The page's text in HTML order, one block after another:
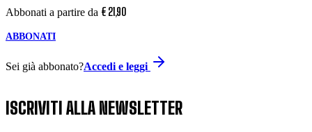
Abbonati a partire da € 21,90
ABBONATI
Sei già abbonato?Accedi e leggi
ISCRIVITI ALLA NEWSLETTER